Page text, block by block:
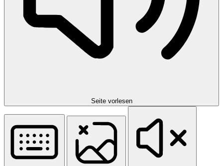
Seite vorlesen